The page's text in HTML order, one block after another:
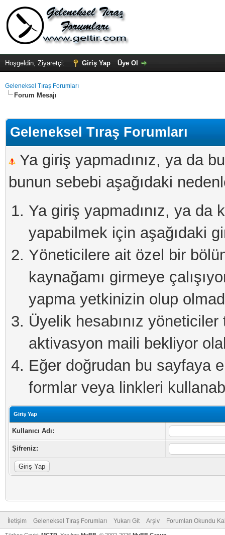
Hoşgeldin, Ziyaretçi: Giriş Yap Üye Ol
Geleneksel Tıraş Forumları
Forum Mesajı
Geleneksel Tıraş Forumları
Ya giriş yapmadınız, ya da
bunun sebebi aşağıdaki
Ya giriş yapmadınız, ya da
yapabilmek için aşağıdaki
Yöneticilere ait özel bir
kaynağamı girmeye
yapma yetkinizin olup
Üyelik hesabınız
aktivasyon maili bekliyor
Eğer doğrudan bu sayfaya
formlar veya linkleri
Giriş Yap
Kullanıcı Adı:
Şifreniz:
İletişim Geleneksel Tıraş Forumları Yukarı Git Arşiv Forumları Okundu